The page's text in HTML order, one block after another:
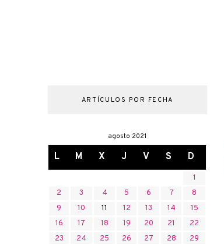
ARTÍCULOS POR FECHA
agosto 2021
L M X J V S D
1
2
3 4 5 6 7
8
9
10 11 12 13 14
15
16
17 18 19 20 21
22
23
24 25 26 27 28
29